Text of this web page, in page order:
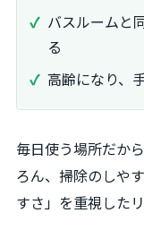
バスルームと
る
高齢になり、
毎日使う場所だか
ろん、掃除のしや
すさ」を重視した